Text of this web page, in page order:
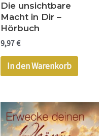
Die unsichtbare
Macht in Dir –
Hörbuch
9,97€
In den Warenkorb